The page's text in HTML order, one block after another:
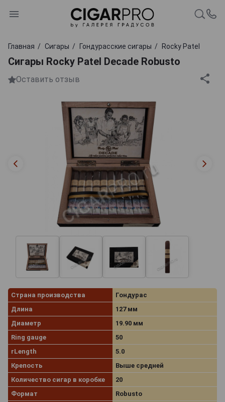
Главная Сигары Гондурасские сигары Rocky Patel
Сигары Rocky Patel Decade Robusto
Оставить отзыв
Страна производства
Гондурас
Длина
127 мм
Диаметр
19.90 мм
Ring gauge
50
rLength
5.0
Крепость
Выше средней
Количество сигар в коробке
20
Формат
Robusto